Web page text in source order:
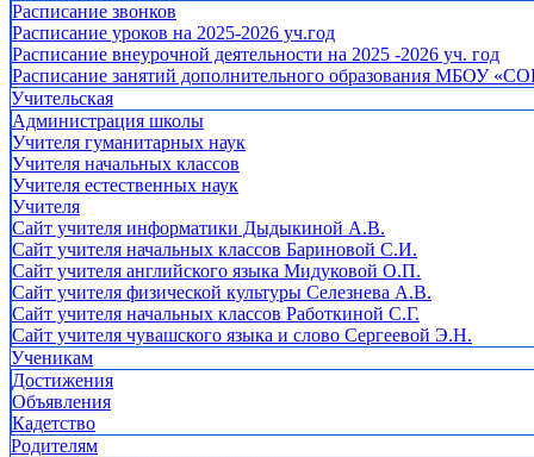
Расписание звонков
Расписание уроков на 2025-2026 уч.год
Расписание внеурочной деятельности на 2025 -2026 уч. год
Расписание занятий дополнительного образования МБОУ
Учительская
Администрация школы
Учителя гуманитарных наук
Учителя начальных классов
Учителя естественных наук
Учителя
Cайт учителя информатики Дыдыкиной А.В.
Сайт учителя начальных классов Бариновой С.И.
Сайт учителя английского языка Мидуковой О.П.
Сайт учителя физической культуры Селезнева А.В.
Сайт учителя начальных классов Работкиной С.Г.
Сайт учителя чувашского языка и слово Сергеевой Э.Н.
Ученикам
Достижения
Объявления
Кадетство
Родителям